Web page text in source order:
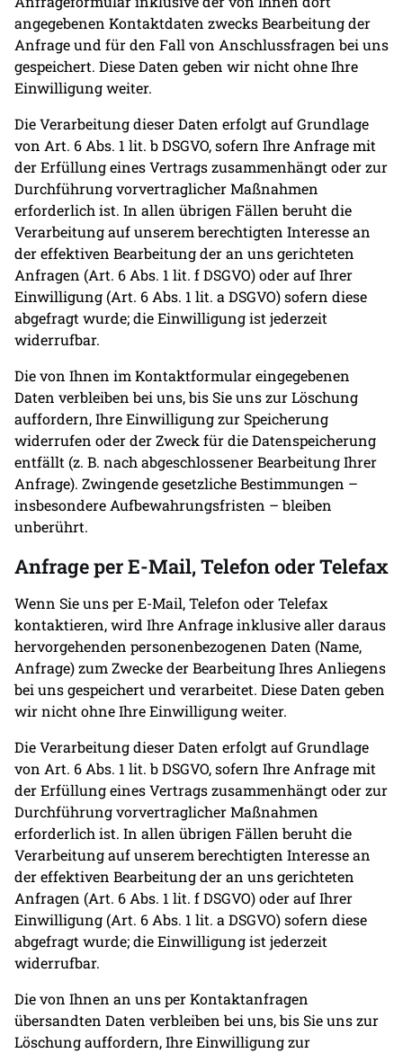
angegebenen Kontaktdaten zwecks Bearbeitung der
Anfrage und für den Fall von Anschlussfragen bei uns
gespeichert. Diese Daten geben wir nicht ohne Ihre
Einwilligung weiter.
Die Verarbeitung dieser Daten erfolgt auf Grundlage
von Art. 6 Abs. 1 lit. b DSGVO, sofern Ihre Anfrage mit
der Erfüllung eines Vertrags zusammenhängt oder zur
Durchführung vorvertraglicher Maßnahmen
erforderlich ist. In allen übrigen Fällen beruht die
Verarbeitung auf unserem berechtigten Interesse an
der effektiven Bearbeitung der an uns gerichteten
Anfragen (Art. 6 Abs. 1 lit. f DSGVO) oder auf Ihrer
Einwilligung (Art. 6 Abs. 1 lit. a DSGVO) sofern diese
abgefragt wurde; die Einwilligung ist jederzeit
widerrufbar.
Die von Ihnen im Kontaktformular eingegebenen
Daten verbleiben bei uns, bis Sie uns zur Löschung
auffordern, Ihre Einwilligung zur Speicherung
widerrufen oder der Zweck für die Datenspeicherung
entfällt (z. B. nach abgeschlossener Bearbeitung Ihrer
Anfrage). Zwingende gesetzliche Bestimmungen –
insbesondere Aufbewahrungsfristen – bleiben
unberührt.
Anfrage per E-Mail, Telefon oder Telefax
Wenn Sie uns per E-Mail, Telefon oder Telefax
kontaktieren, wird Ihre Anfrage inklusive aller daraus
hervorgehenden personenbezogenen Daten (Name,
Anfrage) zum Zwecke der Bearbeitung Ihres Anliegens
bei uns gespeichert und verarbeitet. Diese Daten geben
wir nicht ohne Ihre Einwilligung weiter.
Die Verarbeitung dieser Daten erfolgt auf Grundlage
von Art. 6 Abs. 1 lit. b DSGVO, sofern Ihre Anfrage mit
der Erfüllung eines Vertrags zusammenhängt oder zur
Durchführung vorvertraglicher Maßnahmen
erforderlich ist. In allen übrigen Fällen beruht die
Verarbeitung auf unserem berechtigten Interesse an
der effektiven Bearbeitung der an uns gerichteten
Anfragen (Art. 6 Abs. 1 lit. f DSGVO) oder auf Ihrer
Einwilligung (Art. 6 Abs. 1 lit. a DSGVO) sofern diese
abgefragt wurde; die Einwilligung ist jederzeit
widerrufbar.
Die von Ihnen an uns per Kontaktanfragen
übersandten Daten verbleiben bei uns, bis Sie uns zur
Löschung auffordern, Ihre Einwilligung zur